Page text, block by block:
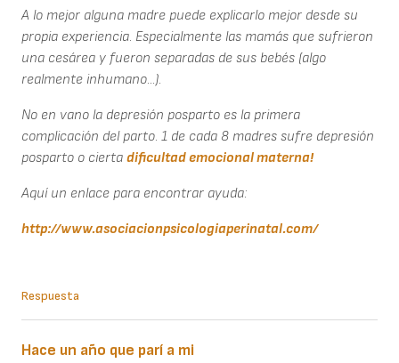
A lo mejor alguna madre puede explicarlo mejor desde su
propia experiencia. Especialmente las mamás que sufrieron
una cesárea y fueron separadas de sus bebés (algo
realmente inhumano...).
No en vano la depresión posparto es la primera
complicación del parto. 1 de cada 8 madres sufre depresión
posparto o cierta dificultad emocional materna!
Aquí un enlace para encontrar ayuda:
http://www.asociacionpsicologiaperinatal.com/
Respuesta
Hace un año que parí a mi